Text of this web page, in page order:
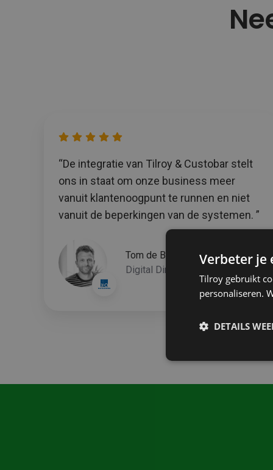
“De integratie van Tilroy & Custobar stelt
ons in staat om onze business meer
vanuit klantenoogpunt te runnen en niet
vanuit de beperkingen van de systemen. ”
Tom de Bondt
Digital Director, X2O Badkamers
Verbeter je
Tilroy gebruikt
personaliseren.
DETAILS